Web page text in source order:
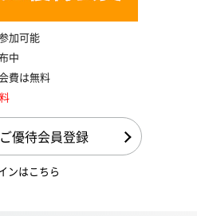
加可能
中
費は無料
優待会員登録
ンはこちら